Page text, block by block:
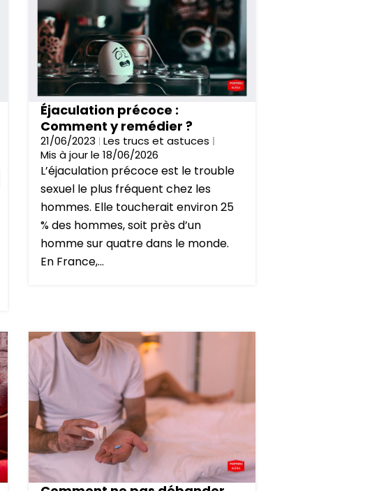
Éjaculation précoce :
Comment y remédier ?
21/06/2023 Les trucs et astuces
Mis à jour le 18/06/2026
L’éjaculation précoce est le trouble
sexuel le plus fréquent chez les
hommes. Elle toucherait environ 25
% des hommes, soit près d’un
homme sur quatre dans le monde.
En France,...